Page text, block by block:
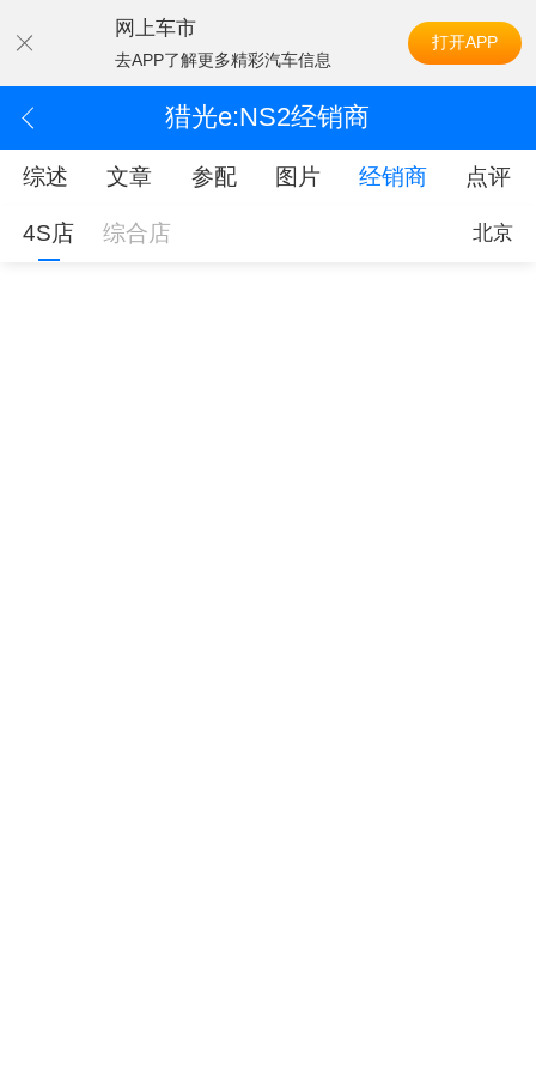
网上车市
去APP了解更多精彩汽车信息
打开APP
猎光e:NS2经销商
综述 文章 参配 图片 经销商 点评
4S店 综合店 北京